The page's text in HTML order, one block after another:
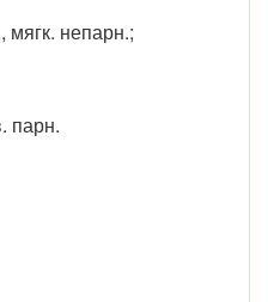
мягк. непарн.;
парн.